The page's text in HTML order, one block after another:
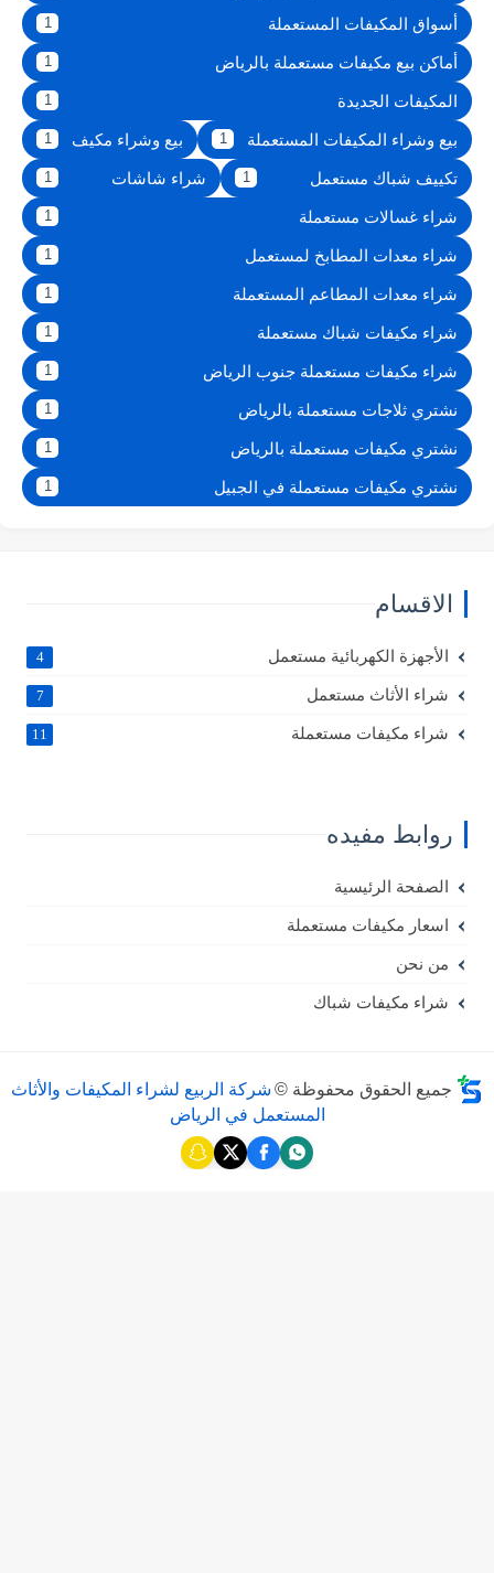
أسواق المكيفات المستعملة
أماكن بيع مكيفات مستعملة بالرياض
المكيفات الجديدة
بيع وشراء المكيفات المستعملة بيع وشراء مكيف
تكييف شباك مستعمل شراء شاشات
شراء غسالات مستعملة
شراء معدات المطابخ لمستعمل
شراء معدات المطاعم المستعملة
شراء مكيفات شباك مستعملة
شراء مكيفات مستعملة جنوب الرياض
نشتري ثلاجات مستعملة بالرياض
نشتري مكيفات مستعملة بالرياض
نشتري مكيفات مستعملة في الجبيل
الاقسام
الأجهزة الكهربائية مستعمل
شراء الأثاث مستعمل
شراء مكيفات مستعملة
روابط مفيده
الصفحة الرئيسية
اسعار مكيفات مستعملة
من نحن
شراء مكيفات شباك
جميع الحقوق محفوظة © شركة الربيع لشراء المكيفات والأثاث
المستعمل في الرياض